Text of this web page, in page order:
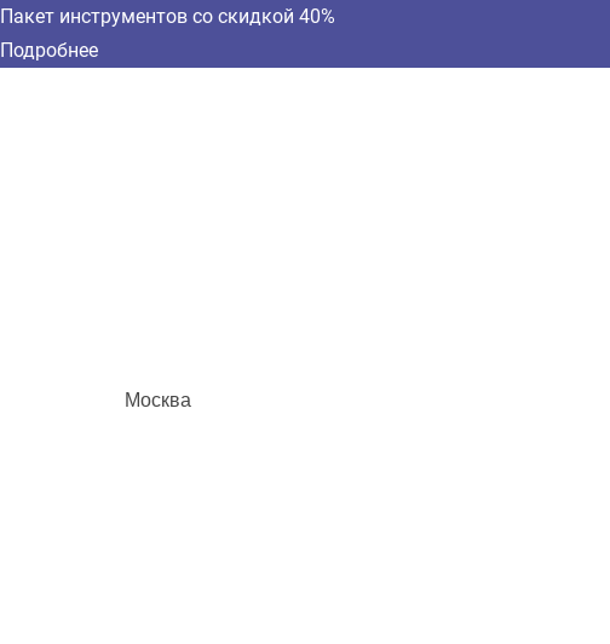
Пакет инструментов со скидкой 40%
Подробнее
Москва